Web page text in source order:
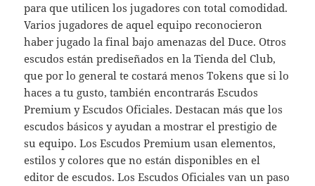
para que utilicen los jugadores con total comodidad.
Varios jugadores de aquel equipo reconocieron
haber jugado la final bajo amenazas del Duce. Otros
escudos están prediseñados en la Tienda del Club,
que por lo general te costará menos Tokens que si lo
haces a tu gusto, también encontrarás Escudos
Premium y Escudos Oficiales. Destacan más que los
escudos básicos y ayudan a mostrar el prestigio de
su equipo. Los Escudos Premium usan elementos,
estilos y colores que no están disponibles en el
editor de escudos. Los Escudos Oficiales van un paso